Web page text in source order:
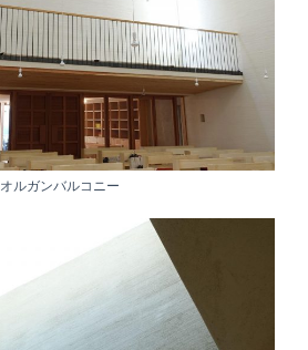
オルガンバルコニー